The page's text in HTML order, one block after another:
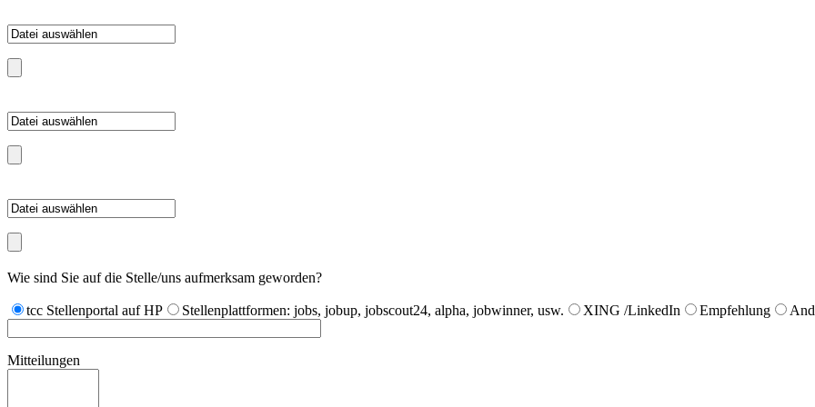
Wie sind Sie auf die Stelle/uns aufmerksam geworden?
tcc Stellenportal auf HP Stellenplattformen: jobs, jobup, jobscout24, alpha, jobwinner, usw. XING /LinkedIn Empfehlung
Mitteilungen